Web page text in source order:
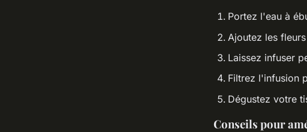
Portez l'eau à
Ajoutez les
Laissez infuser
Filtrez l'infusion
Dégustez votre
Conseils pour